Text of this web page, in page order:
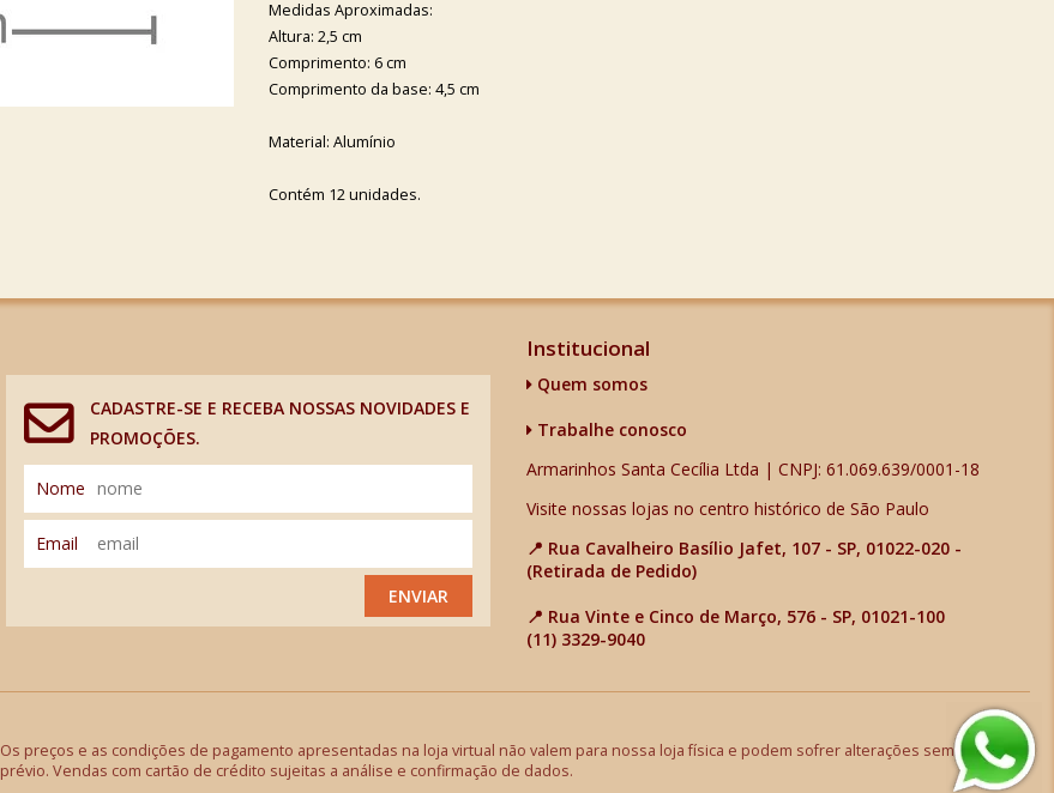
Medidas Aproximadas:
Altura: 2,5 cm
Comprimento: 6 cm
Comprimento da base: 4,5 cm
Material: Alumínio
Contém 12 unidades.
CADASTRE-SE E RECEBA NOSSAS NOVIDADES E
PROMOÇÕES.
Nome
Email
ENVIAR
Institucional
Quem somos
Trabalhe conosco
Armarinhos Santa Cecília Ltda | CNPJ: 61.069.639/0001-18
Visite nossas lojas no centro histórico de São Paulo
📍 Rua Cavalheiro Basílio Jafet, 107 - SP, 01022-020 -
(Retirada de Pedido)
📍 Rua Vinte e Cinco de Março, 576 - SP, 01021-100
(11) 3329-9040
Os preços e as condições de pagamento apresentadas na loja virtual não valem para nossa loja física e podem sofrer alterações sem aviso
prévio. Vendas com cartão de crédito sujeitas a análise e confirmação de dados.